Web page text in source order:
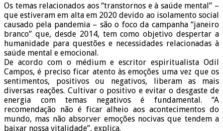
Os temas relacionados aos “transtornos e à saúde mental” –
que estiveram em alta em 2020 devido ao isolamento social
causado pela pandemia – são o foco da campanha “janeiro
branco” que, desde 2014, tem como objetivo despertar a
humanidade para questões e necessidades relacionadas à
saúde mental e emocional.
De acordo com o médium e escritor espiritualista Odil
Campos, é preciso ficar atento às emoções uma vez que os
sentimentos, positivos ou negativos, liberam as mais
diversas reações. Cultivar o positivo e evitar o desgaste de
energia com temas negativos é fundamental. “A
recomendação não é ficar alheio aos acontecimentos do
mundo, mas não absorver emoções nocivas que tendem a
baixar nossa vitalidade”, explica.